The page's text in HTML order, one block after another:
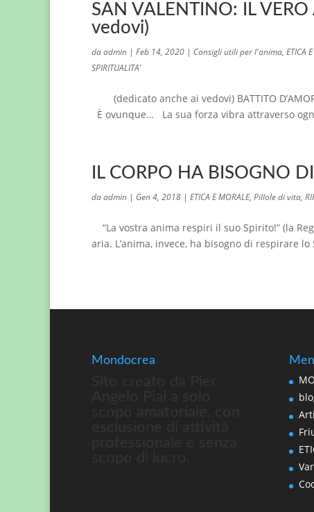
SAN VALENTINO: IL
vedovi)
daadmin | Feb 14, 2020 | Consigli utili per l'anima, ETICA
SPIRITUALITA'
(dedicato anche ai vedovi) BATTITO
È ovunque… La sua forza vibra attraverso
IL CORPO HA BISOGNO
daadmin | Gen 4, 2018 | ETICA E MORALE, Pillole di vita,
“La vostra anima respiri il suo Spirito!” (la
aria. L’anima, invece, ha bisogno di respirare
Mondocrea